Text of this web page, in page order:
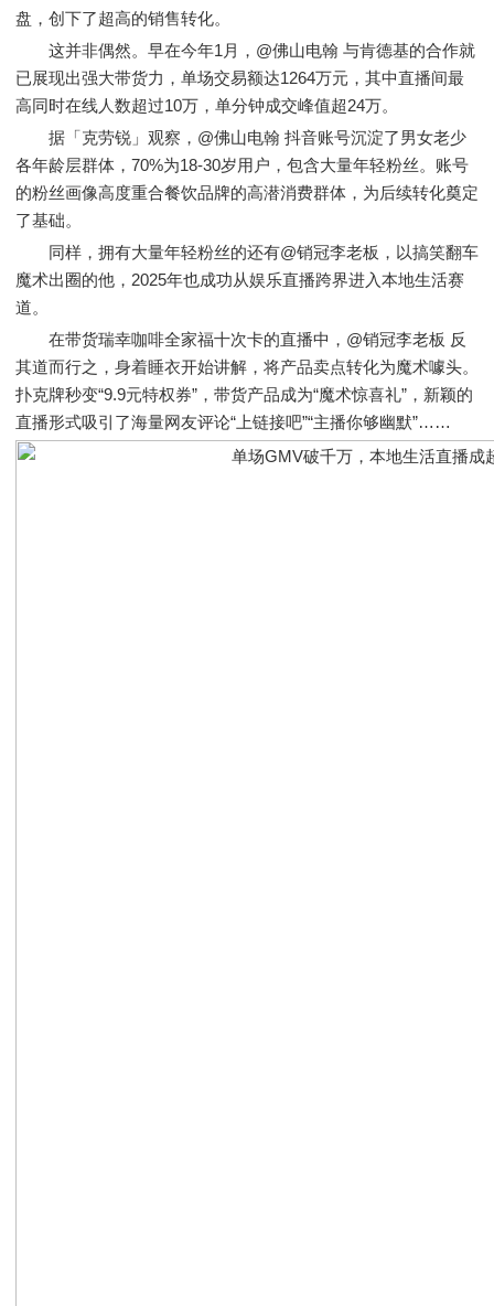
盘，创下了超高的销售转化。
这并非偶然。早在今年1月，@佛山电翰 与肯德基的合作就
已展现出强大带货力，单场交易额达1264万元，其中直播间最
高同时在线人数超过10万，单分钟成交峰值超24万。
据「克劳锐」观察，@佛山电翰 抖音账号沉淀了男女老少
各年龄层群体，70%为18-30岁用户，包含大量年轻粉丝。账号
的粉丝画像高度重合餐饮品牌的高潜消费群体，为后续转化奠定
了基础。
同样，拥有大量年轻粉丝的还有@销冠李老板，以搞笑翻车
魔术出圈的他，2025年也成功从娱乐直播跨界进入本地生活赛
道。
在带货瑞幸咖啡全家福十次卡的直播中，@销冠李老板 反
其道而行之，身着睡衣开始讲解，将产品卖点转化为魔术噱头。
扑克牌秒变“9.9元特权券”，带货产品成为“魔术惊喜礼”，新颖的
直播形式吸引了海量网友评论“上链接吧”“主播你够幽默”……